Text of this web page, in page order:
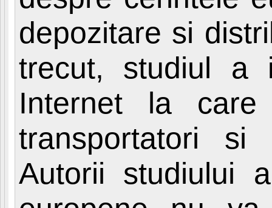
depozitare si
trecut, studiul a
Internet la
transportatori si
Autorii studiului